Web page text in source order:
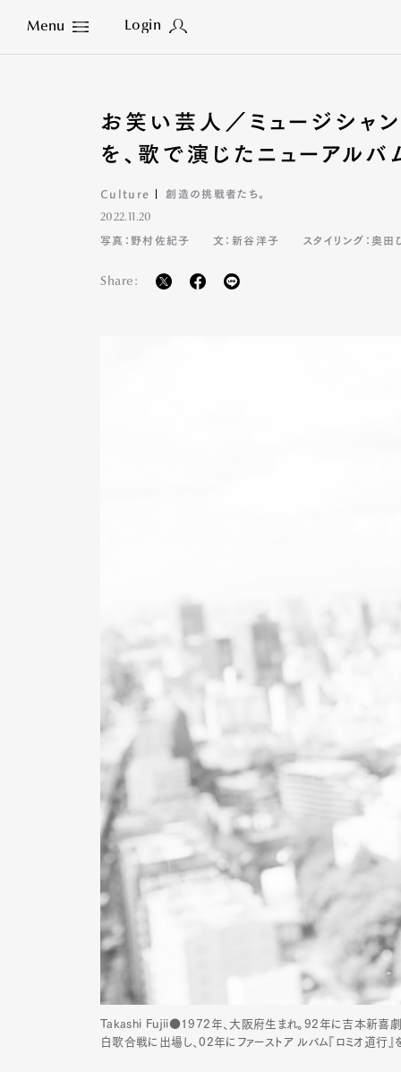
Menu Login
Close
お笑い芸人／ミュージシャ
を、歌で演じたニューアル
Culture 創造の挑戦者たち。
2022.11.20
写真：野村佐紀子 文：新谷洋子 スタイリング：奥田
Share:
Takashi Fujii●1972年、大阪府生まれ。92年に吉本新喜劇
白歌合戦に出場し、02年にファーストア ルバム『ロミオ道